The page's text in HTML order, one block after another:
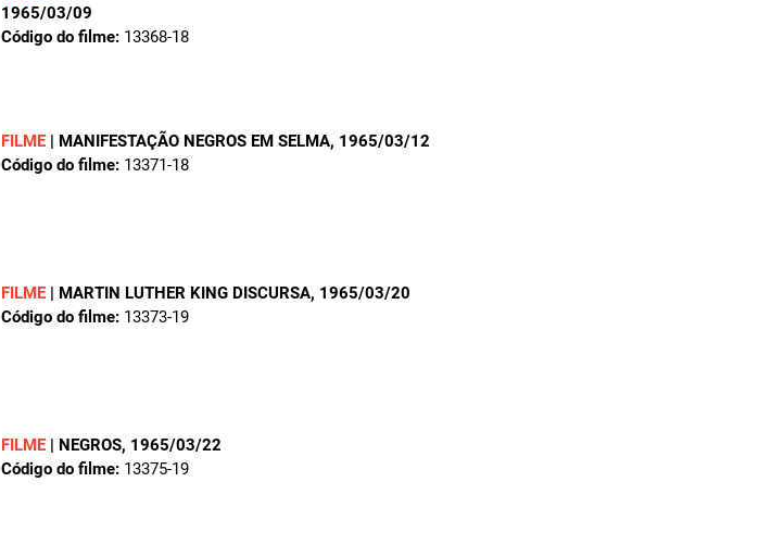
1965/03/09
Código do filme: 13368-18
FILME | MANIFESTAÇÃO NEGROS EM SELMA, 1965/03/12
Código do filme: 13371-18
FILME | MARTIN LUTHER KING DISCURSA, 1965/03/20
Código do filme: 13373-19
FILME | NEGROS, 1965/03/22
Código do filme: 13375-19